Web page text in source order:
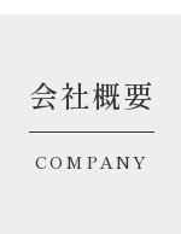
会社概要
COMPANY